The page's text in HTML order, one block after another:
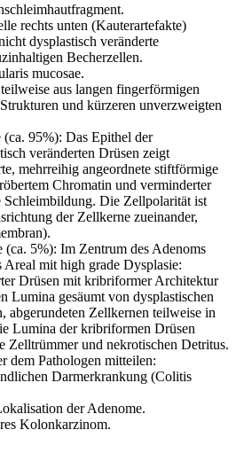
rechts unten (Kauterartefakte)
dysplastisch veränderte
Becherzellen.
mucosae.
aus langen fingerförmigen
und kürzeren unverzweigten
95%): Das Epithel der
veränderten Drüsen zeigt
mehrreihig angeordnete stiftförmige
Chromatin und verminderter
Schleimbildung. Die Zellpolarität ist
der Zellkerne zueinander,
(ca. 5%): Im Zentrum des Adenoms
Areal mit high grade Dysplasie:
Drüsen mit kribriformer Architektur
Lumina gesäumt von dysplastischen
abgerundeten Zellkernen teilweise in
Lumina der kribriformen Drüsen
Zelltrümmer und nekrotischen Detritus.
dem Pathologen mitteilen:
Darmerkrankung (Colitis
der Adenome.
Kolonkarzinom.